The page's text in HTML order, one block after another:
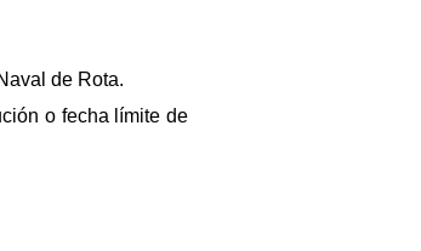
de Rota.
o fecha límite de